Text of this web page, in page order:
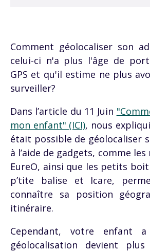
Comment géolocaliser son
celui-ci n'a plus l'âge de
GPS et qu'il estime ne plus
surveiller?
Dans l’article du 11 Juin
mon enfant" (ICI), nous
était possible de géolocaliser
à l’aide de gadgets, comme
EureO, ainsi que les petits
p’tite balise et Icare,
connaître sa position
itinéraire.
Cependant, votre enfant
géolocalisation devient